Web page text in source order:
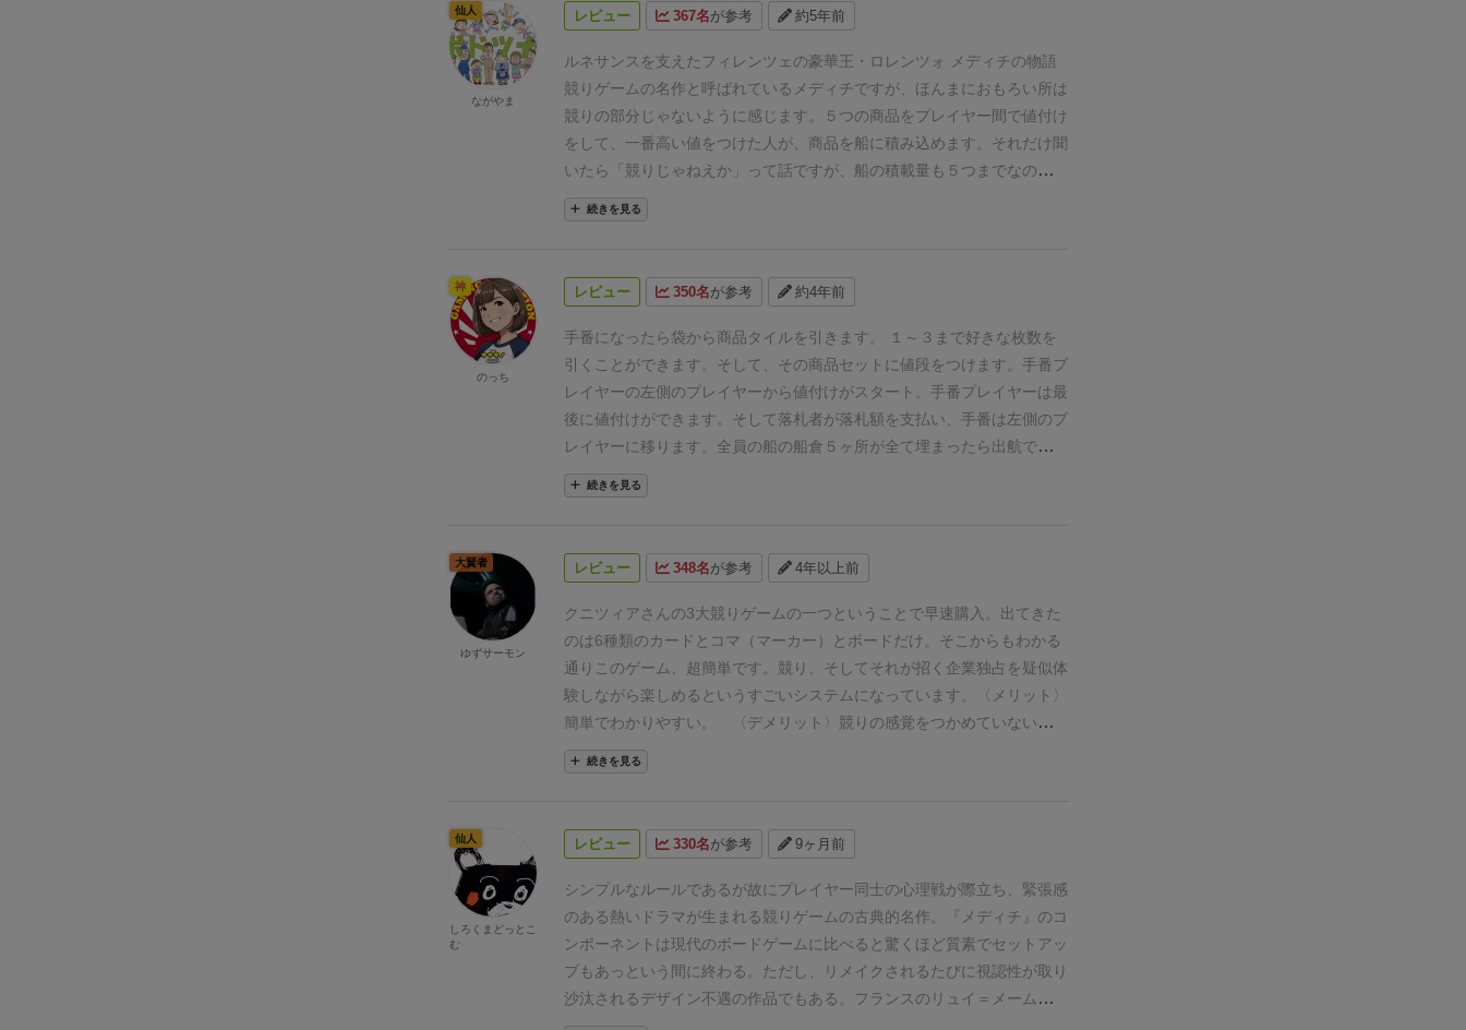
が、このゲームはセットのマジョリティより圧倒的に船マジョリティの得
オススメ出来るし、名作なことは疑いないです。
こ れ は ひ ど い 。ボード
やカードのデザイン予算をけちって社内でやりくりしたたとしか思えな
カードあり。ボードデザインは間違いなくグレイルゲームズ版が至高。
か、ボロボロ必至です。こんな風に書くと、ややこしいゲームに思われる
かもしれませんが、初心者でも一巡する頃には要領がつかめますので、心
配無用です。
ただし、冒頭にも言った通り、甘くは無いですよ！
途中から
みんな「ゔ〜〜」とか「えええ…」と、必死に考えながら、怪しげな呻き
声を出します。(^-^;
欠点は、考える内容が濃すぎて、合わない人もいる点
でしょうかね。
ある一人は「いくら値を付ければいいのか、ぜんぜんわか
に覚えのあるプレイヤーの皆さん、このシビアなゲームに挑戦して見ませ
体的に暗く、影が強すぎて文字の識別もしにくく、センス悪いゲームの代
り返し場所をミスって途中で得点が混乱する…というのを確か前回もやっ
レビュー 367名が参考 約5年前
ルネサンスを支えたフィレンツェの豪華王・ロレンツォ メディチの物語
競りゲームの名作と呼ばれているメディチですが、ほんまにおもろい所は
競りの部分じゃないように感じます。
５つの商品をプレイヤー間で値付け
をして、一番高い値をつけた人が、商品を船に積み込めます。 それだけ聞
いたら「競りじゃねえか」って話ですが、 船の積載量も５つまでなので、
どの商品を積むかも重要な要素です。
から大航海時代に続く流れから、スパイスの取引があったことは理解でき
芸術品として扱われていました。この時代の陶器はツボとか皿とかではな
く、宮殿や教会のレリーフのことです。↑こういうやつ
チは、ミケランジェロやボッティチェリといった芸術家だけでなく、陶芸
家も支援していました。 そのかいもあってか、陶器工芸はフィレンツェの
産業になっています。 貴金属も芸術品として見られていたため、当時の芸
術家たちが競って技術を向上させたように、 鉄の加工職人も加工技術を競
い合っていました。 そうして生まれたのが「フィレンツェ彫り」と呼ばれ
る技法です。
ンツェは革製品の専門店や加工工房が多く集まっている「革の街」でもあ
ンツェは毛織物の加工でも、世界有数の都市で、織物の取引も盛んでし
た。商業都市だったフィレンツェで、最も影響力を持っていたギルドは、
銀行業と毛織物ギルドだったそうです。メディチ家は両方を牛耳っていた
ため、フィレンツェを統治するに至ったのです。これら５つの商品をただ
競り落とせばいいゲームではありません。 それぞれの商品市場でシェア１
位か２位のみ収益が発生します↑市場シェアボードまた積み荷の価値によ
っても収益が変わります。 ですので、闇雲に商品を買うのではなく、どの
かを考えて、買値を決める必要があるのです。
をするゲームではなく、値決めの仕組みと買い付けのタイミングを計る、
商売の醍醐味を味わえるゲームです。
別の遊び方として、順番に値付けを
するのではなく、一斉に値段をつける入札方式で遊んでみると、思わず値
段を付けすぎてしまったり、競りとは一味違った展開を楽しめます。
続きを見る
仙人
ながやま
レビュー 350名が参考 約4年前
手番になったら袋から商品タイルを引きます。
１～３まで好きな枚数を
引くことができます。 そして、その商品セットに値段をつけます。 手番プ
レイヤーの左側のプレイヤーから値付けがスタート。 手番プレイヤーは最
後に値付けができます。 そして落札者が落札額を支払い、手番は左側のプ
レイヤーに移ります。 全員の船の船倉５ヶ所が全て埋まったら出航で
す。得点計算になります。
（タイル左上の数値をすべて足す）
れで１ラウンドが終了。全３ラウンドでゲーム終了です。
ア先生の競りゲームのひとつ。競りゲームは「競り値」の付け方が難し
いものが多いですが、競り値のつけかたは割りと直感的で簡単です。お
互いが何を欲しがっていて、今袋から取り出した商品が何だったか。も
う１枚引いたほうがいいのか？そういえば、あいつはあの商品を欲しが
っていたはずだ・・・ なら、もうちょい強気の値付けでいけるな・・・な
どなどこの読み合いが実に楽しいのです。 クニツィア先生の代表的競りゲ
ームのひとつに「Ra」(ラー)がありますが、
うがシンプルで読みが効きやすいので
どよくて何度でも遊べる傑作ゲームです。
続きを見る
神
のっち
レビュー 348名が参考 4年以上前
クニツィアさんの3大競りゲームの一つということで早速購入。出てきた
のは6種類のカードとコマ（マーカー）とボードだけ。そこからもわかる
通りこのゲーム、超簡単です。競り、そしてそれが招く企業独占を疑似体
験しながら楽しめるというすごいシステムになっています。
〈メリット〉
簡単でわかりやすい。
〈デメリット〉 競りの感覚をつかめていないとや
りづらいかも
続きを見る
大賢者
ゆずサーモン
レビュー 330名が参考 9ヶ月前
シンプルなルールであるが故にプレイヤー同士の心理戦が際立ち、緊張感
のある熱いドラマが生まれる競りゲームの古典的名作。
『メディチ』のコ
ンポーネントは現代のボードゲームに比べると驚くほど質素でセットアッ
プもあっという間に終わる。ただし、リメイクされるたびに視認性が取り
沙汰されるデザイン不遇の作品でもある。
フランスのリュイ＝メーム版
（2005年）の雰囲気あるタッチのアートワークはボードゲームデザイナ
仙人
しろくまどっとこ
む